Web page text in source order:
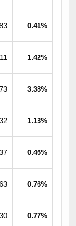
0.41%
1.42%
3.38%
1.13%
0.46%
0.76%
0.77%